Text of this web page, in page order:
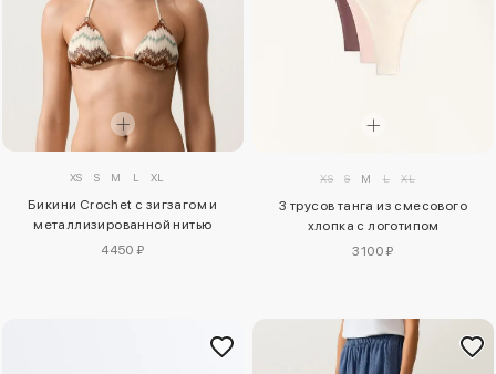
XS S M L XL
Бикини Crochet с зигзагом и
металлизированной нитью
4450 ₽
XS S M L XL
3 трусов танга из смесового
хлопка с логотипом
3100 ₽